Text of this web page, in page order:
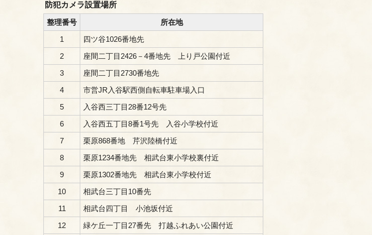
防犯カメラ設置場所
整理番号
所在地
1
四ツ谷1026番地先
2
座間二丁目2426－4番地先 上り戸公園付近
3
座間二丁目2730番地先
4
市営JR入谷駅西側自転車駐車場入口
5
入谷西三丁目28番12号先
6
入谷西五丁目8番1号先 入谷小学校付近
7
栗原868番地 芹沢陸橋付近
8
栗原1234番地先 相武台東小学校裏付近
9
栗原1302番地先 相武台東小学校付近
10
相武台三丁目10番先
11
相武台四丁目 小池坂付近
12
緑ケ丘一丁目27番先 打越ふれあい公園付近